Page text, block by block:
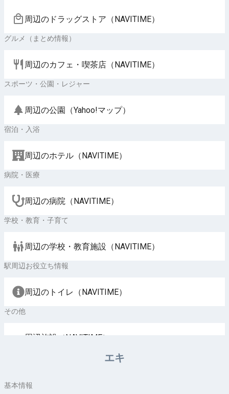
周辺のドラッグストア（NAVITIME）
グルメ（まとめ情報）
周辺のカフェ・喫茶店（NAVITIME）
スポーツ・公園・レジャー
周辺の公園（Yahoo!マップ）
宿泊・入浴
周辺のホテル（NAVITIME）
病院・医療
周辺の病院（NAVITIME）
学校・教育・子育て
周辺の学校・教育施設（NAVITIME）
駅周辺お役立ち情報
周辺のトイレ（NAVITIME）
その他
周辺施設（NAVITIME）
エキ
基本情報